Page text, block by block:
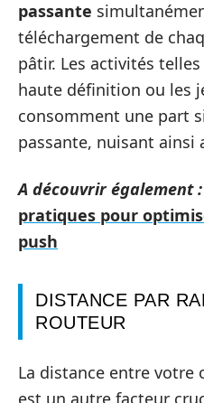
passante
téléchargement de
pâtir. Les activités
haute définition ou les
consomment une part
passante, nuisant ainsi
A découvrir également :
pratiques pour
push
DISTANCE PAR
ROUTEUR
La distance entre
est un autre facteur